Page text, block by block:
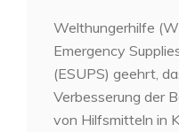
Welthungerhilfe
Emergency
(ESUPS) geehrt,
Verbesserung der
von Hilfsmitteln in